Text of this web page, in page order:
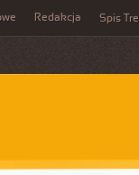
Redakcja Spis